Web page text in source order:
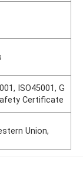
ISO45001, G
Certificate
Union,